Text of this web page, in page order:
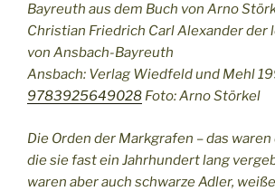
Bayreuth aus dem Buch von Arno
Christian Friedrich Carl Alexander der
von Ansbach-Bayreuth
Ansbach: Verlag Wiedfeld und Mehl
9783925649028 Foto: Arno Störkel
Die Orden der Markgrafen – das waren
die sie fast ein Jahrhundert lang
waren aber auch schwarze Adler,